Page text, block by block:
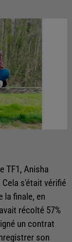
TF1, Anisha
s'était vérifié
la finale, en
récolté 57%
un contrat
son